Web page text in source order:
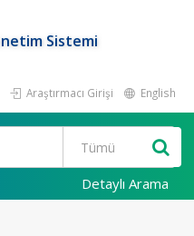
Sistemi
Araştırmacı Girişi English
Detaylı Arama